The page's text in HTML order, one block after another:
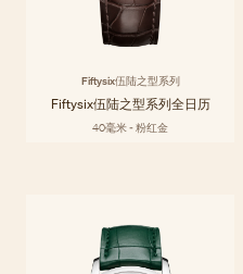
Fiftysix伍陆之型系列
Fiftysix伍陆之型系列全日历
40毫米 - 粉红金
Patrimony传承系列将20世纪50年
以纤薄表壳和匠心布局的简约功能
探索系列